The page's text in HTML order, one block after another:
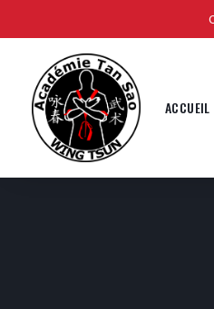
content
ACCUEIL